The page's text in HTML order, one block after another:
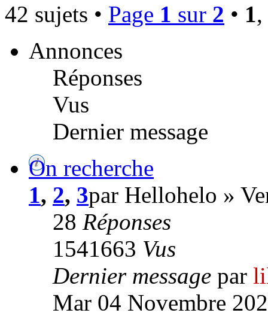
42 sujets • Page 1 sur 2 • 1,
Annonces
Réponses
Vus
Dernier message
On recherche
1, 2, 3par Hellohelo »
28 Réponses
1541663 Vus
Dernier message par
Mar 04 Novembre